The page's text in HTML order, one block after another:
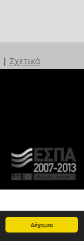
Δέχομαι
| Σχετικά